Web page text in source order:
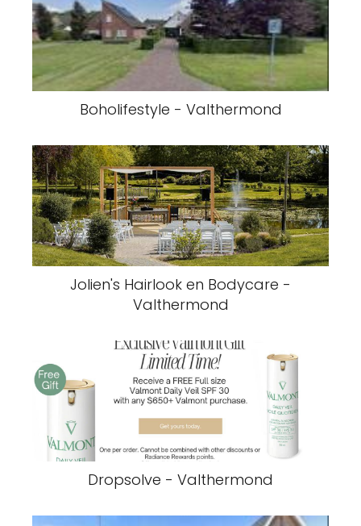
Boholifestyle - Valthermond
Jolien's Hairlook en Bodycare -
Valthermond
Dropsolve - Valthermond